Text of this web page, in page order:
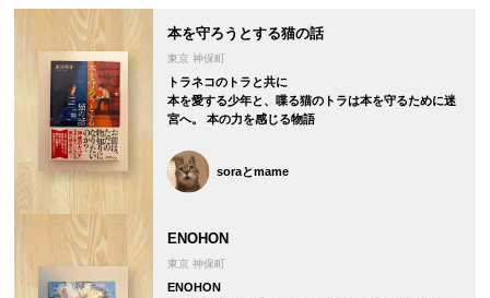
本を守ろうとする猫の話
東京 神保町
トラネコのトラと共に
本を愛する少年と、喋る猫のトラは本を守るために迷
宮へ。 本の力を感じる物語
soraとmame
ENOHON
東京 神保町
ENOHON